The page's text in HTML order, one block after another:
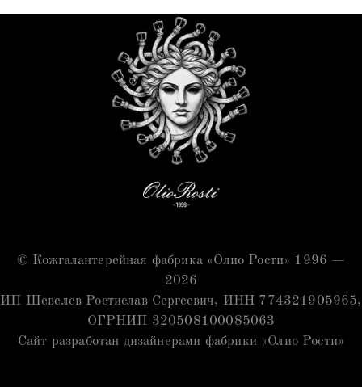
© Кожгалантерейная фабрика «Олио Рости» 1996 —
2026
ИП Шевелев Ростислав Сергеевич, ИНН 774321905965,
ОГРНИП 320508100085063
Сайт разработан дизайнерами фабрики «Олио Рости»